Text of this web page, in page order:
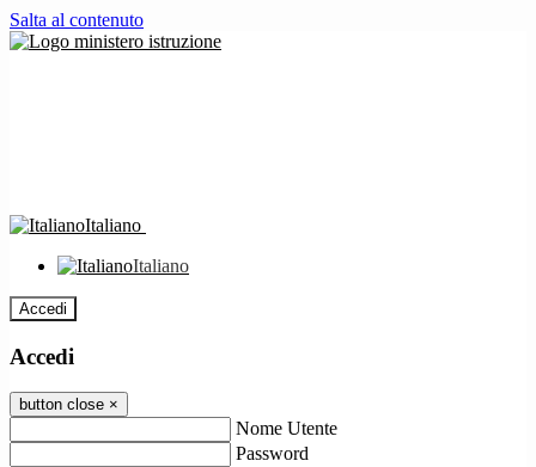
Salta al contenuto
Italiano
Italiano
Accedi
Accedi
button close ×
Nome Utente
Password